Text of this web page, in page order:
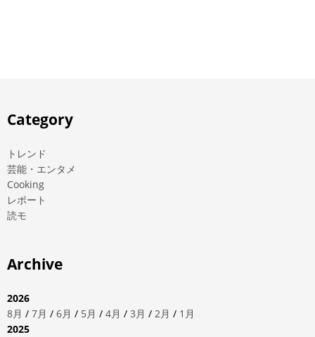
Category
トレンド
芸能・エンタメ
Cooking
レポート
読モ
Archive
2026
8月 / 7月 / 6月 / 5月 / 4月 / 3月 / 2月 / 1月
2025